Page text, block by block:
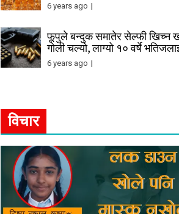
6 years ago
फूपुले बन्दुक समातेर सेल्फी खिच्न
गोली चल्यो, लाग्यो १० वर्षे
6 years ago
विचार